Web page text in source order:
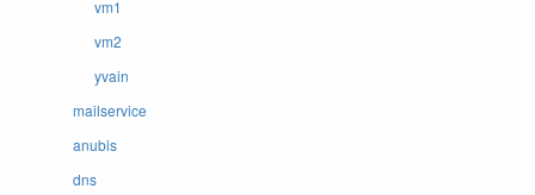
vm1
vm2
yvain
mailservice
anubis
dns